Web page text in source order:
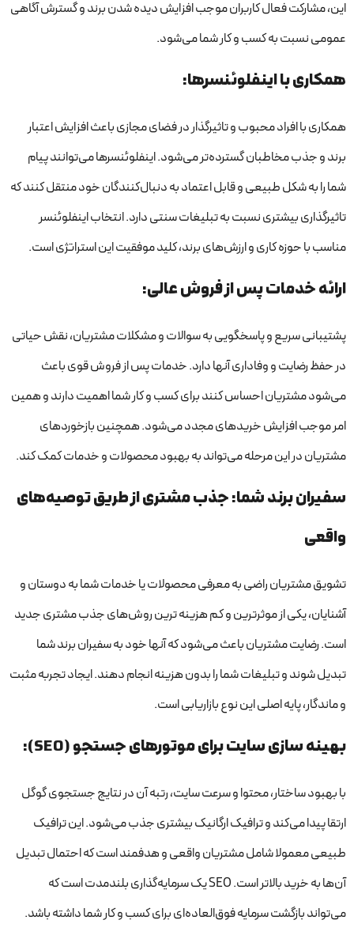
این، مشارکت فعال کاربران موجب افزایش دیده شدن برند و گسترش آگاهی
عمومی نسبت به کسب و کار شما می‌شود.
همکاری با اینفلوئنسرها:
همکاری با افراد محبوب و تاثیرگذار در فضای مجازی باعث افزایش اعتبار
برند و جذب مخاطبان گسترده‌تر می‌شود. اینفلوئنسرها می‌توانند پیام
شما را به شکل طبیعی و قابل اعتماد به دنبال‌کنندگان خود منتقل کنند که
تاثیرگذاری بیشتری نسبت به تبلیغات سنتی دارد. انتخاب اینفلوئنسر
مناسب با حوزه کاری و ارزش‌های برند، کلید موفقیت این استراتژی است.
ارائه خدمات پس از فروش عالی:
پشتیبانی سریع و پاسخگویی به سوالات و مشکلات مشتریان، نقش حیاتی
در حفظ رضایت و وفاداری آنها دارد. خدمات پس از فروش قوی باعث
می‌شود مشتریان احساس کنند برای کسب‌ و کار شما اهمیت دارند و همین
امر موجب افزایش خریدهای مجدد می‌شود. همچنین بازخوردهای
مشتریان در این مرحله می‌تواند به بهبود محصولات و خدمات کمک کند.
سفیران برند شما: جذب مشتری از طریق توصیه‌های
واقعی
تشویق مشتریان راضی به معرفی محصولات یا خدمات شما به دوستان و
آشنایان، یکی از موثرترین و کم هزینه ترین روش‌های جذب مشتری جدید
است. رضایت مشتریان باعث می‌شود که آنها خود به سفیران برند شما
تبدیل شوند و تبلیغات شما را بدون هزینه انجام دهند. ایجاد تجربه مثبت
و ماندگار، پایه اصلی این نوع بازاریابی است.
بهینه سازی سایت برای موتورهای جستجو (SEO):
با بهبود ساختار، محتوا و سرعت سایت، رتبه آن در نتایج جستجوی گوگل
ارتقا پیدا می‌کند و ترافیک ارگانیک بیشتری جذب می‌شود. این ترافیک
طبیعی معمولا شامل مشتریان واقعی و هدفمند است که احتمال تبدیل
آن‌ها به خرید بالاتر است. SEO یک سرمایه‌گذاری بلندمدت است که
می‌تواند بازگشت سرمایه فوق‌العاده‌ای برای کسب و کار شما داشته باشد.